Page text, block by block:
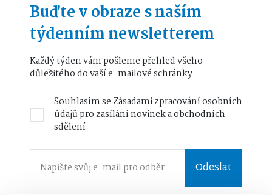
Buďte v obraze s naším
týdenním newsletterem
Každý týden vám pošleme přehled všeho
důležitého do vaší e-mailové schránky.
Souhlasím seZásadami zpracování osobních
údajůpro zasílání novinek a obchodních
sdělení
Odeslat